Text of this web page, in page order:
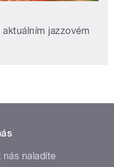
jazzovém
nás naladíte